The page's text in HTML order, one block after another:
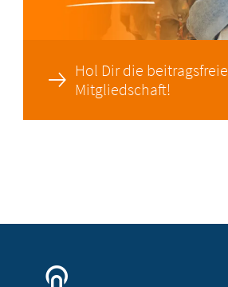
Hol Dir die beitragsfreie
Mitgliedschaft!